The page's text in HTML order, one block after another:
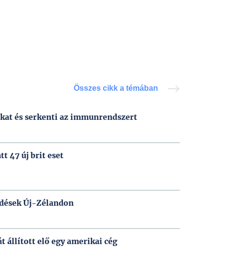
Összes cikk a témában
és serkenti az immunrendszert
47 új brit eset
Új-Zélandon
állított elő egy amerikai cég